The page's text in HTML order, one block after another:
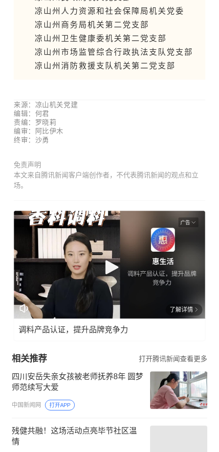
凉山州人力资源和社会保障局机关党委
凉山州商务局机关第二党支部
凉山州卫生健康委机关第二党支部
凉山州市场监管综合行政执法支队党支部
凉山州消防救援支队机关第二党支部
来源：凉山机关党建
编辑：何君
责编：罗晓莉
编审：阿比伊木
终审：沙勇
免责声明
本文来自腾讯新闻客户端创作者，不代表腾讯新闻的观点和立
场。
广告
了解详情
调料产品认证，提升品牌竞争力
相关推荐 打开腾讯新闻查看更多
四川安岳失亲女孩被老师抚养8年 圆梦
师范续写大爱
中国新闻网 打开APP
残健共融！这场活动点亮毕节社区温
情